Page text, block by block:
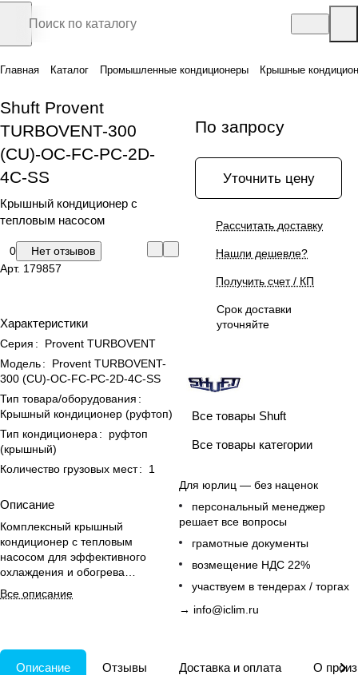
Главная Каталог Промышленные кондиционеры Крышные
Shuft Provent
TURBOVENT-300
(CU)-OC-FC-PC-2D-
4C-SS
Крышный кондиционер с
тепловым насосом
0
Нет отзывов
Арт. 179857
Характеристики
Серия :
Provent TURBOVENT
Модель:
Provent TURBOVENT-
300 (CU)-OC-FC-PC-2D-4C-SS
Тип товара/оборудования :
Крышный кондиционер (руфтоп)
Тип кондиционера :
руфтоп
(крышный)
Количество грузовых мест: 1
Описание
Комплексный крышный
кондиционер с тепловым
насосом для эффективного
охлаждения и обогрева
коммерческих помещений.
Все описание
По запросу
Уточнить цену
Рассчитать доставку
Нашли дешевле?
Получить счет / КП
Срок доставки
уточняйте
Все товары Shuft
Все товары категории
Для юрлиц — без наценок
персональный менеджер
решает все вопросы
грамотные документы
возмещение НДС 22%
участвуем в тендерах / торгах
→ info@iclim.ru
Описание Отзывы Доставка и оплата О